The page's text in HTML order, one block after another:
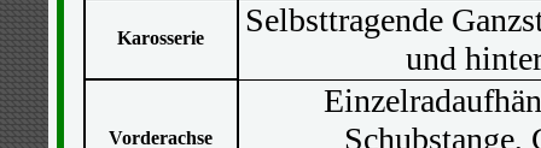
Karosserie
Selbsttragende
und
Vorderachse
Schubstange,